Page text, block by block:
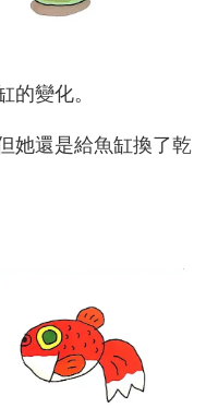
的變化。
她還是給魚缸換了乾